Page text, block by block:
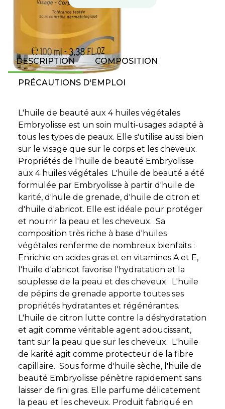
DESCRIPTION COMPOSITION
PRÉCAUTIONS D'EMPLOI
L'huile de beauté aux 4 huiles végétales
Embryolisse est un soin multi-usages adapté à
tous les types de peaux. Elle s'utilise aussi bien
sur le visage que sur le corps et les cheveux.
Propriétés de l'huile de beauté Embryolisse
aux 4 huiles végétales L'huile de beauté a été
formulée par Embryolisse à partir d'huile de
karité, d'hule de grenade, d'huile de citron et
d'huile d'abricot. Elle est idéale pour protéger
et nourrir la peau et les cheveux. Sa
composition très riche à base d'huiles
végétales renferme de nombreux bienfaits :
Enrichie en acides gras et en vitamines A et E,
l'huile d'abricot favorise l'hydratation et la
souplesse de la peau et des cheveux. L'huile
de pépins de grenade apporte toutes ses
propriétés hydratantes et régénérantes.
L'huile de citron lutte contre la déshydratation
et agit comme véritable agent adoucissant,
tant sur la peau que sur les cheveux. L'huile
de karité agit comme protecteur de la fibre
capillaire. Sous forme d'huile sèche, l'huile de
beauté Embryolisse pénètre rapidement sans
laisser de fini gras. Elle parfume délicatement
la peau et les cheveux. Produit fabriqué en